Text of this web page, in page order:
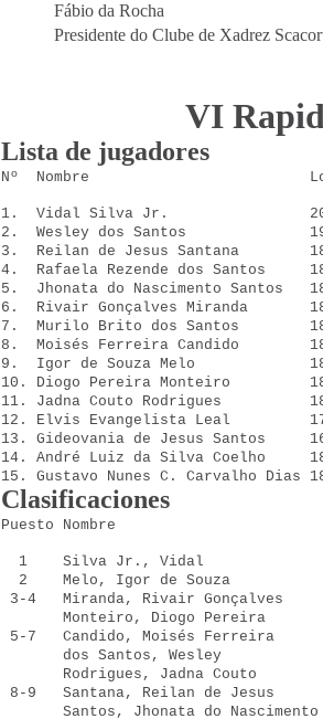
Fábio da Rocha
Presidente do Clube de Xadrez
VI
Lista de jugadores
Nº Nombre
1. Vidal Silva Jr.
2. Wesley dos Santos
3. Reilan de Jesus Santana
4. Rafaela Rezende dos Santos
5. Jhonata do Nascimento Santos
6. Rivair Gonçalves Miranda
7. Murilo Brito dos Santos
8. Moisés Ferreira Candido
9. Igor de Souza Melo
10. Diogo Pereira Monteiro
11. Jadna Couto Rodrigues
12. Elvis Evangelista Leal
13. Gideovania de Jesus Santos
14. André Luiz da Silva Coelho
15. Gustavo Nunes C. Carvalho Dias
Clasificaciones
Puesto Nombre Loc
1 Silva Jr., Vidal
2 Melo, Igor de
3-4 Miranda, Rivair
Monteiro, Diogo
5-7 Candido, Moisés
dos Santos,
Rodrigues, Jadna
8-9 Santana, Reilan de
Santos, Jhonata do